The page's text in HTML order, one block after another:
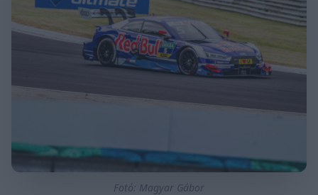
Fotó: Magyar Gábor